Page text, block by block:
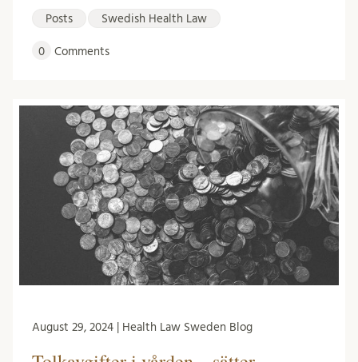
Posts Swedish Health Law
0 Comments
August 29, 2024 | Health Law Sweden Blog